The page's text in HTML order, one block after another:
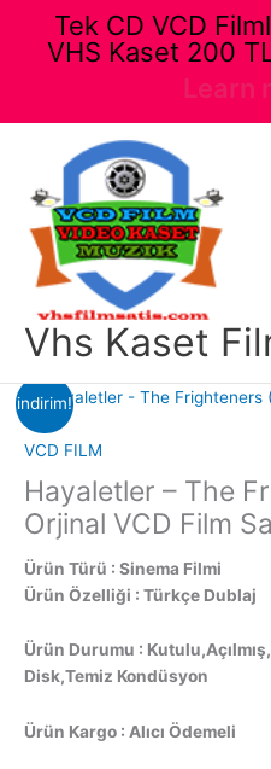
Vhs Kaset
indirim!
VCD FILM
Hayaletler – The
Orjinal VCD Film
Ürün Türü : Sinema Filmi
Ürün Özelliği : Türkçe Dublaj
Ürün Durumu :
Disk,Temiz Kondüsyon
Ürün Kargo : Alıcı Ödemeli
Tek CD VCD
VHS Kaset 200
Learn